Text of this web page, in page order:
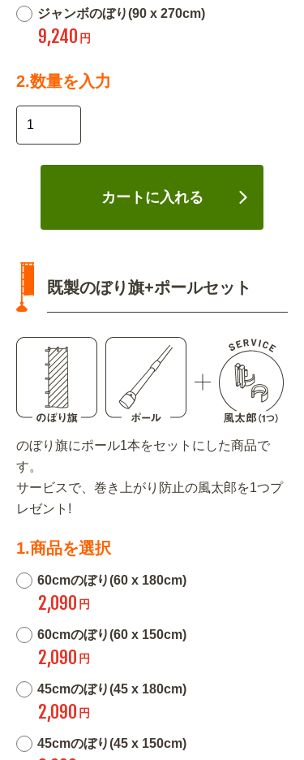
ジャンボのぼり(90 x 270cm)
9,240 円
2.数量を入力
カートに入れる
既製のぼり旗+ポールセット
のぼり旗にポール1本をセットにした商品で
す。
サービスで、巻き上がり防止の風太郎を1つプ
レゼント!
1.商品を選択
60cmのぼり(60 x 180cm)
2,090 円
60cmのぼり(60 x 150cm)
2,090 円
45cmのぼり(45 x 180cm)
2,090 円
45cmのぼり(45 x 150cm)